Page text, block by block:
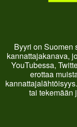
Byyri on Suomen
kannattajakanava,
YouTubessa,
erottaa
tai tekemään